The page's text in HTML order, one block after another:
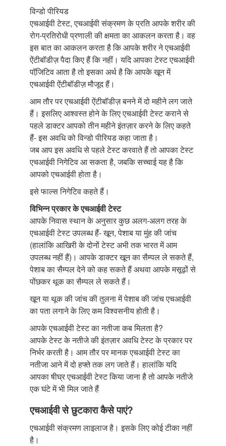
विन्डो पीरियड
एचआईवी टेस्ट, एचआईवी संक्रमण के प्रति आपके शरीर की
रोग-प्रतिरोधी प्रणाली की क्षमता का आकलन करता है। वह
इस बात का आकलन करता है कि आपके शरीर ने एचआईवी
ऐंटीबॉडीज़ पैदा किए हैं कि नहीं। यदि आपका टेस्ट एचआईवी
पॉजि़टिव आता है तो इसका अर्थ है कि आपके खून में
एचआईवी ऐंटीबॉडीज़ मौजूद हैं।
आम तौर पर एचआईवी ऐंटीबॉडीज़ बनने में दो महीने लग जाते
हैं। इसलिए आश्वस्त होने के लिए एचआईवी टेस्ट कराने से
पहले डाक्टर आपको तीन महीने इंतज़ार करने के लिए कहते
हैं- इस अवधि को विन्डो पीरियड कहा जाता है।
जब आप इस अवधि से पहले टेस्ट करवाते हैं तो आपका टेस्ट
एचआईवी निगेटिव आ सकता है, जबकि सच्चाई यह है कि
आपको एचआईवी होता है।
इसे फाल्स निगेटिव कहते हैं।
विभिन्न प्रकार के एचआईवी टेस्ट
आपके निवास स्थान के अनुसार कुछ अलग-अलग तरह के
एचआईवी टेस्ट उपलब्ध हैं- खून, पेशाब या मुंह की जांच
(हालांकि आखिरी के दोनों टेस्ट अभी तक भारत में आम
उपलब्ध नहीं हैं)। आपके डाक्टर खून का सैम्पल ले सकते हैं,
पेशाब का सैम्पल देने को कह सकते हैं अथवा आपके मसूढ़ों से
पोंछकर थूक का सैम्पल ले सकते हैं।
खून या थूक की जांच की तुलना में पेशाब की जांच एचआईवी
का पता लगाने के लिए कम विश्वसनीय होती है।
आपके एचआईवी टेस्ट का नतीजा कब मिलता है?
आपके टेस्ट के नतीजे की इंतज़ार अवधि टेस्ट के प्रकार पर
निर्भर करती है। आम तौर पर मानक एचआईवी टेस्ट का
नतीजा आने में दो हफ्ते तक लग जाते हैं। हालांकि यदि
आपका षीघ्र एचआईवी टेस्ट किया जाना है तो आपके नतीजे
एक घंटे में भी मिल जाते हैं
एचआईवी से छुटकारा कैसे पाएं?
एचआईवी संक्रमण लाइलाज है। इसके लिए कोई टीका नहीं
है।